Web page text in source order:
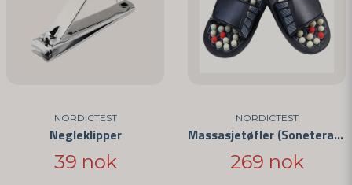
NORDICTEST
Negleklipper
39 nok
NORDICTEST
Massasjetøfler (Soneterapi)
269 nok